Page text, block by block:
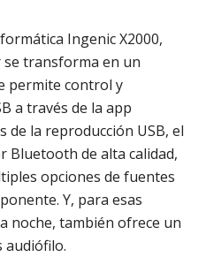
Ingenic X2000,
se transforma en un
permite control y
a través de la app
de la reproducción USB, el
Bluetooth de alta calidad,
opciones de fuentes
Y, para esas
noche, también ofrece un
audiófilo.